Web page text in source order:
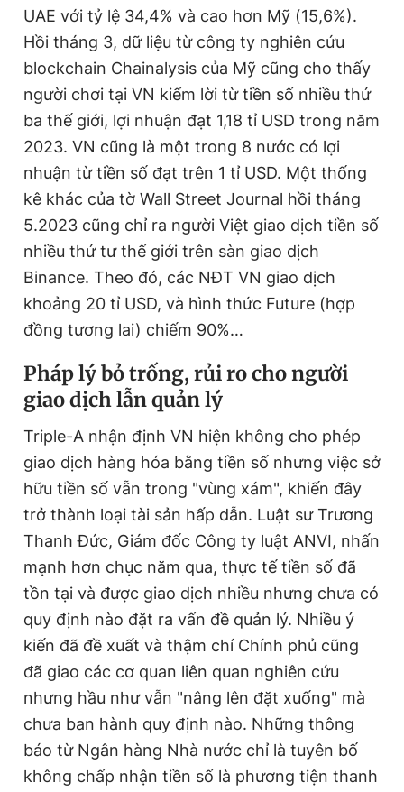
UAE với tỷ lệ 34,4% và cao hơn Mỹ (15,6%).
Hồi tháng 3, dữ liệu từ công ty nghiên cứu
blockchain Chainalysis của Mỹ cũng cho thấy
người chơi tại VN kiếm lời từ tiền số nhiều thứ
ba thế giới, lợi nhuận đạt 1,18 tỉ USD trong năm
2023. VN cũng là một trong 8 nước có lợi
nhuận từ tiền số đạt trên 1 tỉ USD. Một thống
kê khác của tờ Wall Street Journal hồi tháng
5.2023 cũng chỉ ra người Việt giao dịch tiền số
nhiều thứ tư thế giới trên sàn giao dịch
Binance. Theo đó, các NĐT VN giao dịch
khoảng 20 tỉ USD, và hình thức Future (hợp
đồng tương lai) chiếm 90%…
Pháp lý bỏ trống, rủi ro cho người
giao dịch lẫn quản lý
Triple-A nhận định VN hiện không cho phép
giao dịch hàng hóa bằng tiền số nhưng việc sở
hữu tiền số vẫn trong "vùng xám", khiến đây
trở thành loại tài sản hấp dẫn. Luật sư Trương
Thanh Đức, Giám đốc Công ty luật ANVI, nhấn
mạnh hơn chục năm qua, thực tế tiền số đã
tồn tại và được giao dịch nhiều nhưng chưa có
quy định nào đặt ra vấn đề quản lý. Nhiều ý
kiến đã đề xuất và thậm chí Chính phủ cũng
đã giao các cơ quan liên quan nghiên cứu
nhưng hầu như vẫn "nâng lên đặt xuống" mà
chưa ban hành quy định nào. Những thông
báo từ Ngân hàng Nhà nước chỉ là tuyên bố
không chấp nhận tiền số là phương tiện thanh